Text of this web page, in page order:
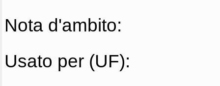
Nota d'ambito:
Usato per (UF):